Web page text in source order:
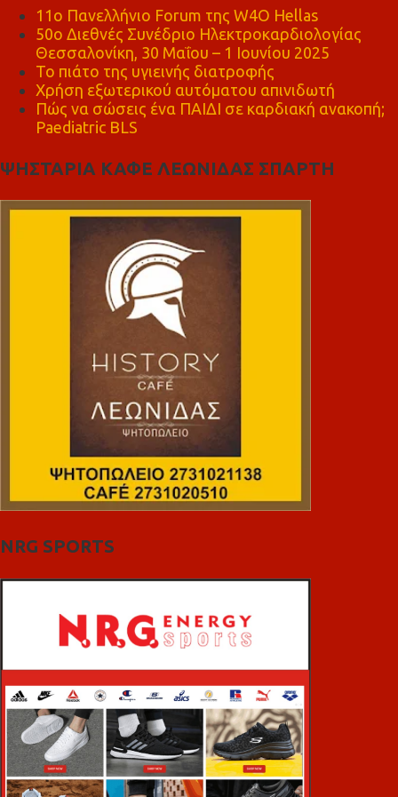
11ο Πανελλήνιο Forum της W4O Hellas
50ο Διεθνές Συνέδριο Ηλεκτροκαρδιολογίας
Θεσσαλονίκη, 30 Μαΐου – 1 Ιουνίου 2025
Το πιάτο της υγιεινής διατροφής
Χρήση εξωτερικού αυτόματου απινιδωτή
Πώς να σώσεις ένα ΠΑΙΔΙ σε καρδιακή ανακοπή;
Paediatric BLS
ΨΗΣΤΑΡΙΑ ΚΑΦΕ ΛΕΩΝΙΔΑΣ ΣΠΑΡΤΗ
NRG SPORTS